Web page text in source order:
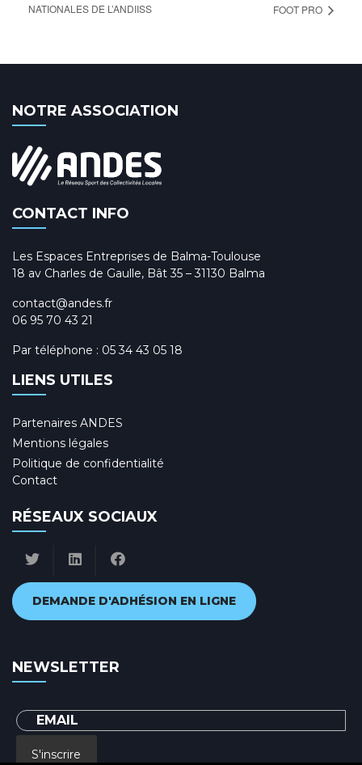
NATIONALES DE L’ANDIISS
FOOT PRO
NOTRE ASSOCIATION
CONTACT INFO
Les Espaces Entreprises de Balma-Toulouse
18 av Charles de Gaulle, Bât 35 – 31130 Balma
contact@andes.fr
06 95 70 43 21
Par téléphone : 05 34 43 05 18
LIENS UTILES
Partenaires ANDES
Mentions légales
Politique de confidentialité
Contact
RÉSEAUX SOCIAUX
DEMANDE D'ADHÉSION EN LIGNE
NEWSLETTER
S'inscrire